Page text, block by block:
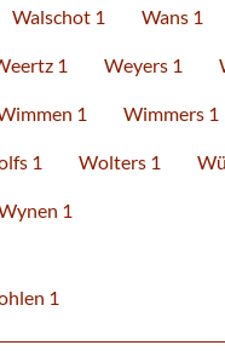
Walschot 1 Wans 1
1 Weyers 1
1 Wimmers 1
1 Wolters 1
1
1